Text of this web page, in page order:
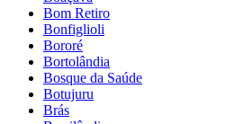
Bom Retiro
Bonfiglioli
Bororé
Bortolândia
Bosque da Saúde
Botujuru
Brás